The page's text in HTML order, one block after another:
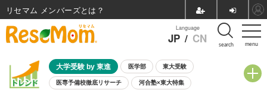
menu
Language
JP / CN search
大学受験 by 東進 医学部 東大受験
医専予備校徹底リサーチ 河合塾×東大特集
リセマム メンバーズ